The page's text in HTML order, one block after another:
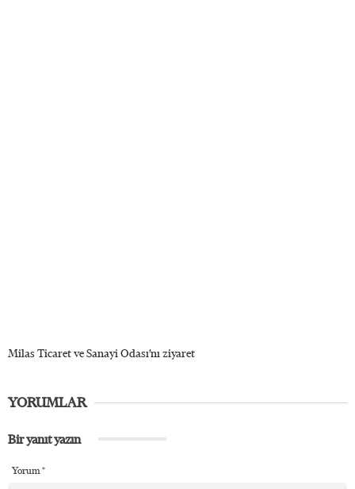
Milas Ticaret ve Sanayi Odası’nı ziyaret
YORUMLAR
Bir yanıt yazın
Yorum*